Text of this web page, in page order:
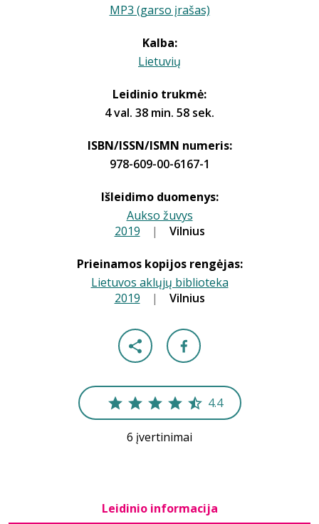
MP3 (garso įrašas)
Kalba:
Lietuvių
Leidinio trukmė:
4 val. 38 min. 58 sek.
ISBN/ISSN/ISMN numeris:
978-609-00-6167-1
Išleidimo duomenys:
Aukso žuvys
2019 | Vilnius
Prieinamos kopijos rengėjas:
Lietuvos aklųjų biblioteka
2019 | Vilnius
4.4
6 įvertinimai
Leidinio informacija